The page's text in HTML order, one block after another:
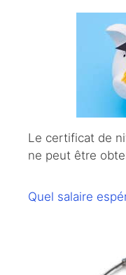
Le certificat de
ne peut être
Quel salaire